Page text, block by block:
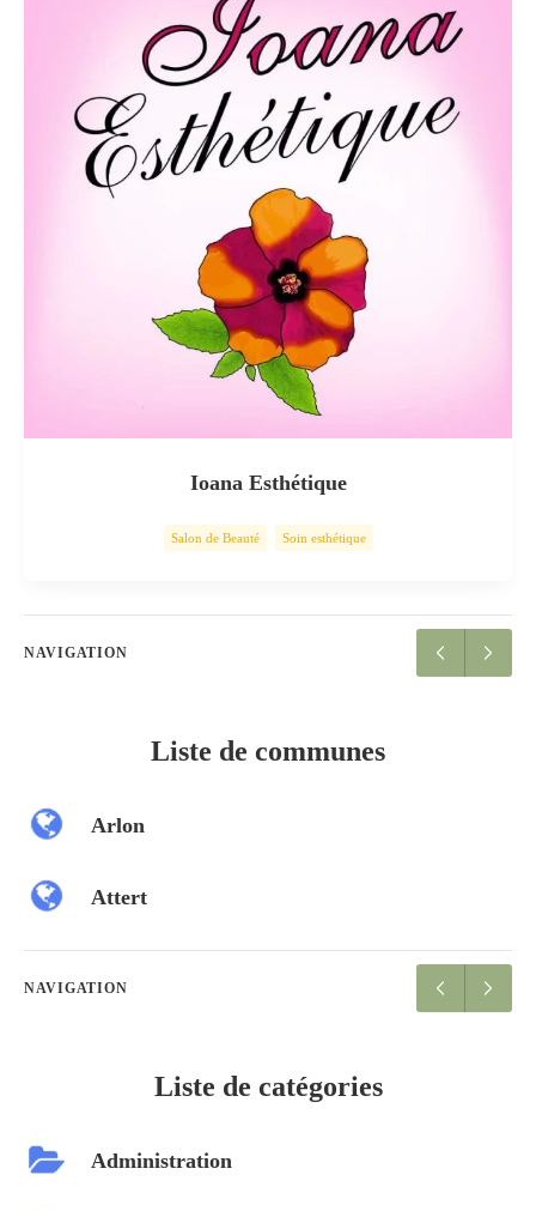
Ioana Esthétique
Salon de Beauté Soin esthétique
NAVIGATION
Liste de communes
Arlon
Attert
NAVIGATION
Liste de catégories
Administration